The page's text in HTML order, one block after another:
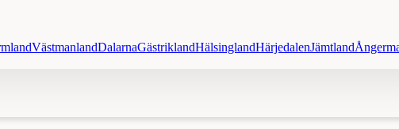
VästmanlandDalarnaGästriklandHälsinglandHärjedalenJämtland